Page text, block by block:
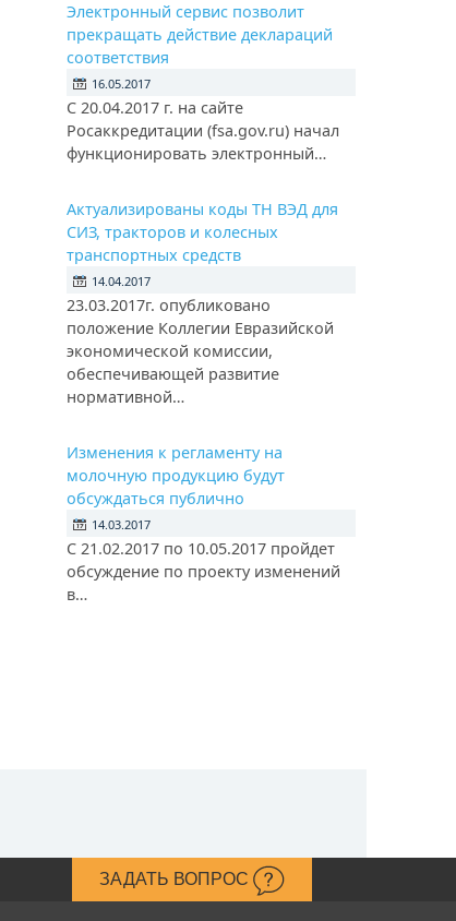
Электронный сервис позволит
прекращать действие деклараций
соответствия
16.05.2017
С 20.04.2017 г. на сайте
Росаккредитации (fsa.gov.ru) начал
функционировать электронный…
Актуализированы коды ТН ВЭД для
СИЗ, тракторов и колесных
транспортных средств
14.04.2017
23.03.2017г. опубликовано
положение Коллегии Евразийской
экономической комиссии,
обеспечивающей развитие
нормативной…
Изменения к регламенту на
молочную продукцию будут
обсуждаться публично
14.03.2017
С 21.02.2017 по 10.05.2017 пройдет
обсуждение по проекту изменений
в…
ЗАДАТЬ ВОПРОС